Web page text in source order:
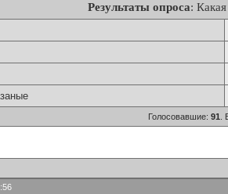
Результаты опроса:
Голосовавшие: 91 .